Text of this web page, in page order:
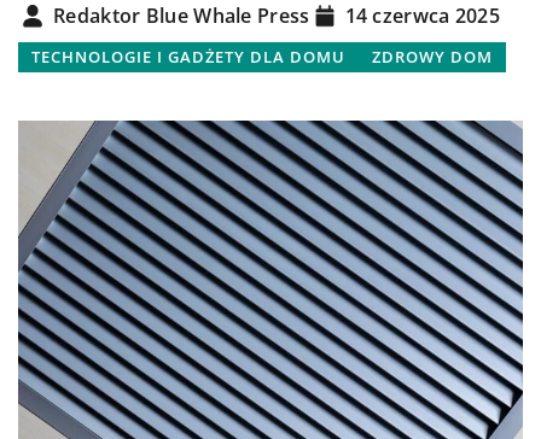
Redaktor Blue Whale Press 14 czerwca 2025
TECHNOLOGIE I GADŻETY DLA DOMU ZDROWY DOM